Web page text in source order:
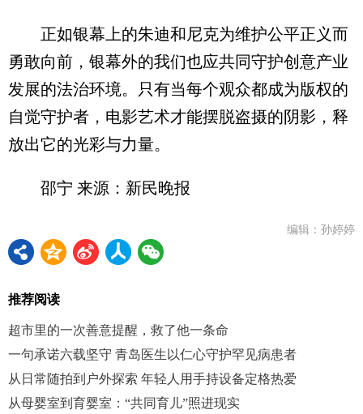
正如银幕上的朱迪和尼克为维护公平正义而
勇敢向前，银幕外的我们也应共同守护创意产业
发展的法治环境。只有当每个观众都成为版权的
自觉守护者，电影艺术才能摆脱盗摄的阴影，释
放出它的光彩与力量。
邵宁 来源：新民晚报
编辑：孙婷婷
推荐阅读
超市里的一次善意提醒，救了他一条命
一句承诺六载坚守 青岛医生以仁心守护罕见病患者
从日常随拍到户外探索 年轻人用手持设备定格热爱
从母婴室到育婴室：“共同育儿”照进现实